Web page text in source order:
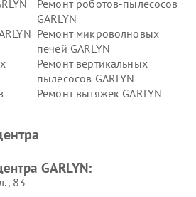
Ремонт роботов-пылесосов
GARLYN
Ремонт микроволновых
печей GARLYN
Ремонт вертикальных
пылесосов GARLYN
Ремонт вытяжек GARLYN
GARLYN
GARLYN:
83